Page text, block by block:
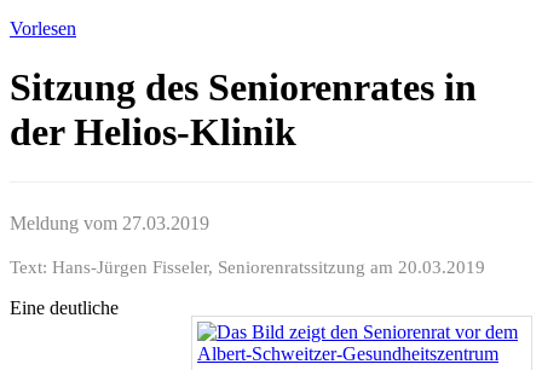
Vorlesen
Sitzung des Seniorenrates in
der Helios-Klinik
Meldung vom 27.03.2019
Text: Hans-Jürgen Fisseler, Seniorenratssitzung am 20.03.2019
Eine deutliche